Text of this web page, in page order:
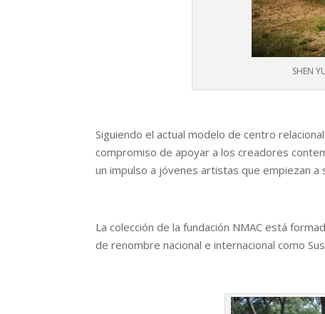
SHEN
Siguiendo el actual modelo de centro
compromiso de apoyar a los creadores
un impulso a jóvenes artistas que empiezan
La colección de la fundación NMAC está
de renombre nacional e internacional como